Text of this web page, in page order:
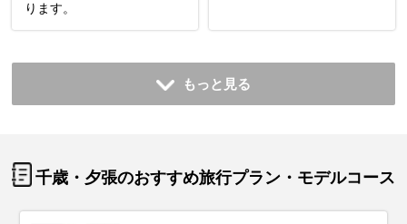
ります。
もっと見る
千歳・夕張のおすすめ旅行プラン・モデルコース